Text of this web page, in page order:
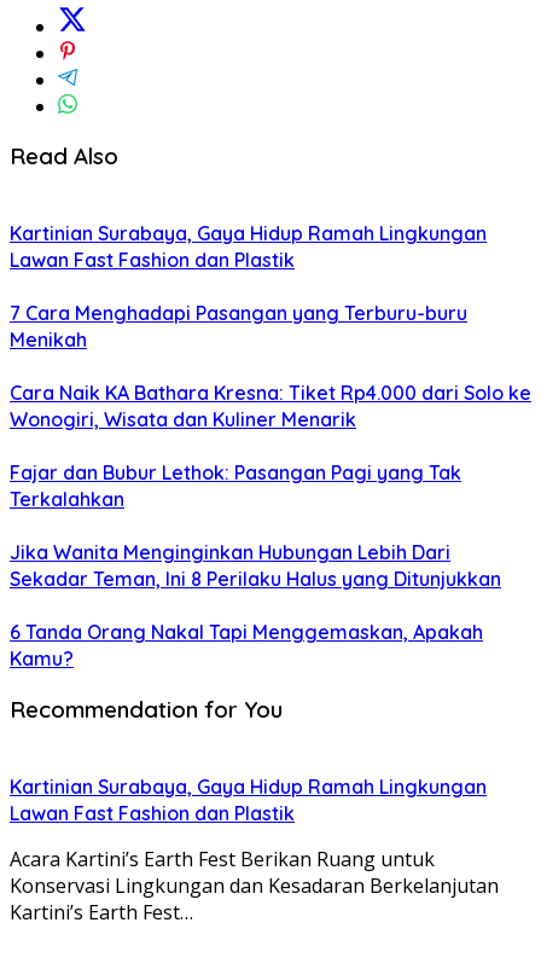
Read Also
Kartinian Surabaya, Gaya Hidup Ramah Lingkungan
Lawan Fast Fashion dan Plastik
7 Cara Menghadapi Pasangan yang Terburu-buru
Menikah
Cara Naik KA Bathara Kresna: Tiket Rp4.000 dari Solo ke
Wonogiri, Wisata dan Kuliner Menarik
Fajar dan Bubur Lethok: Pasangan Pagi yang Tak
Terkalahkan
Jika Wanita Menginginkan Hubungan Lebih Dari
Sekadar Teman, Ini 8 Perilaku Halus yang Ditunjukkan
6 Tanda Orang Nakal Tapi Menggemaskan, Apakah
Kamu?
Recommendation for You
Kartinian Surabaya, Gaya Hidup Ramah Lingkungan
Lawan Fast Fashion dan Plastik
Acara Kartini’s Earth Fest Berikan Ruang untuk
Konservasi Lingkungan dan Kesadaran Berkelanjutan
Kartini’s Earth Fest…